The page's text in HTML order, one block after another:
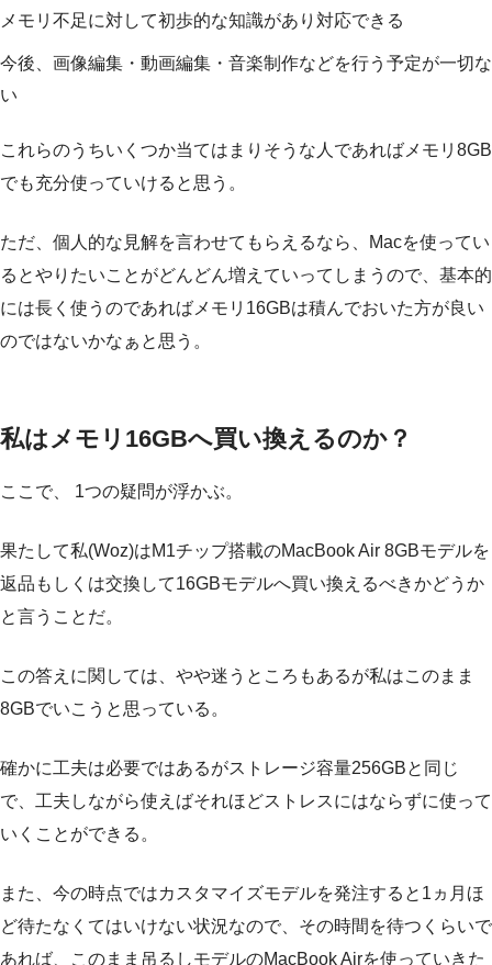
メモリ不足に対して初歩的な知識があり対応できる
今後、画像編集・動画編集・音楽制作などを行う予定が一切な
い
これらのうちいくつか当てはまりそうな人であればメモリ8GB
でも充分使っていけると思う。
ただ、個人的な見解を言わせてもらえるなら、Macを使ってい
るとやりたいことがどんどん増えていってしまうので、基本的
には長く使うのであればメモリ16GBは積んでおいた方が良い
のではないかなぁと思う。
私はメモリ16GBへ買い換えるのか？
ここで、 1つの疑問が浮かぶ。
果たして私(Woz)はM1チップ搭載のMacBook Air 8GBモデルを
返品もしくは交換して16GBモデルへ買い換えるべきかどうか
と言うことだ。
この答えに関しては、やや迷うところもあるが私はこのまま
8GBでいこうと思っている。
確かに工夫は必要ではあるがストレージ容量256GBと同じ
で、工夫しながら使えばそれほどストレスにはならずに使って
いくことができる。
また、今の時点ではカスタマイズモデルを発注すると1ヵ月ほ
ど待たなくてはいけない状況なので、その時間を待つくらいで
あれば、このまま吊るしモデルのMacBook Airを使っていきた